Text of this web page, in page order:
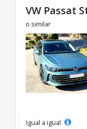
de la categoría
excelentes desde
VW Passat
o similar
Igual a igual